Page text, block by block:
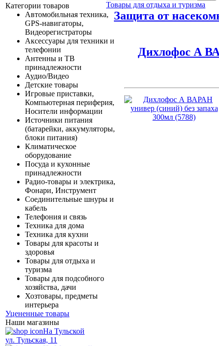
Категории товаров
Автомобильная техника,
GPS-навигаторы,
Видеорегистраторы
Аксессуары для техники и
телефонии
Антенны и ТВ
принадлежности
Аудио/Видео
Детские товары
Игровые приставки,
Компьютерная периферия,
Носители информации
Источники питания
(батарейки, аккумуляторы,
блоки питания)
Климатическое
оборудование
Посуда и кухонные
принадлежности
Радио-товары и электрика,
Фонари, Инструмент
Соединительные шнуры и
кабель
Телефония и связь
Техника для дома
Техника для кухни
Товары для красоты и
здоровья
Товары для отдыха и
туризма
Товары для подсобного
хозяйства, дачи
Хозтовары, предметы
интерьера
Уцененные товары
Наши магазины
На Тульской
ул. Тульская, 11
Товары для отдыха и туризма
Защита от
Дихлофос А